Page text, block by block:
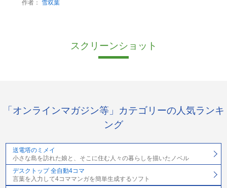
作者：
雪双葉
スクリーンショット
「オンラインマガジン等」カテゴリーの人気ランキ
ング
送電塔のミメイ
小さな島を訪れた娘と、そこに住む人々の暮らしを描いたノベル
デスクトップ 全自動4コマ
言葉を入力して4コママンガを簡単生成するソフト